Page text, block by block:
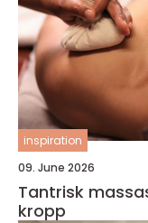
inspiration
09. June 2026
Tantrisk
kropp